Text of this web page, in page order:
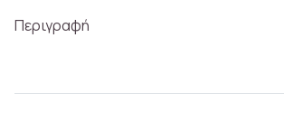
Περιγραφή